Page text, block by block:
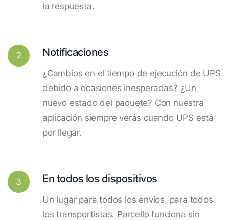
la respuesta.
2 Notificaciones
¿Cambios en el tiempo de ejecución de UPS
debido a ocasiones inesperadas? ¿Un
nuevo estado del paquete? Con nuestra
aplicación siempre verás cuando UPS está
por llegar.
3 En todos los dispositivos
Un lugar para todos los envíos, para todos
los transportistas. Parcello funciona sin